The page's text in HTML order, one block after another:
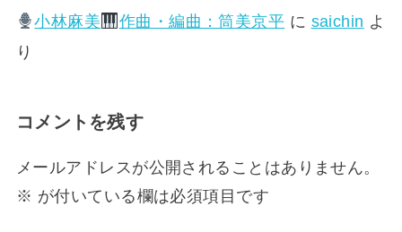
小林麻美
作曲・編曲：筒美京平 に saichin よ
り
コメントを残す
メールアドレスが公開されることはありません。
※ が付いている欄は必須項目です